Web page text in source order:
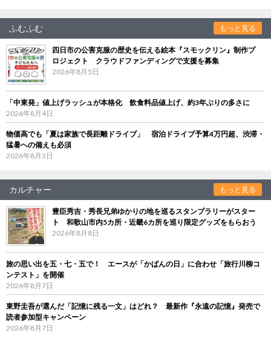
ふむふむ もっと見る
四日市の公害克服の歴史を伝える絵本『スモックリン』制作プ
ロジェクト クラウドファンディングで支援を募集
2026年8月5日
「中東発」値上げラッシュが本格化 飲食料品値上げ、約3年ぶりの多さに
2026年8月4日
物価高でも「夏は家族で長距離ドライブ」 宿泊ドライブ予算4万円超、渋滞・
猛暑への備えも必須
2026年8月3日
カルチャー もっと見る
豊臣秀吉・秀長兄弟ゆかりの地を巡るスタンプラリーがスター
ト 和歌山市内5カ所・近畿6カ所を巡り限定グッズをもらおう
2026年8月8日
旅の思い出を五・七・五で！ エースが「かばんの日」に合わせ「旅行川柳コ
ンテスト」を開催
2026年8月7日
東野圭吾が選んだ「記憶に残る一文」はどれ？ 最新作『永遠の記憶』発売で
読者参加型キャンペーン
2026年8月7日